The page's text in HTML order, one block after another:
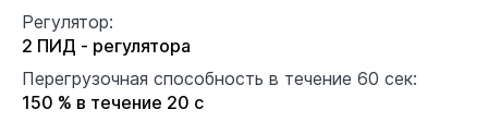
Регулятор:
2 ПИД - регулятора
Перегрузочная способность в течение 60 сек:
150 % в течение 20 с